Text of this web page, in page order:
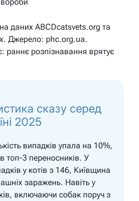
даних ABCDcatsvets.org та
Джерело: phc.org.ua.
раннє розпізнавання врятує
сказу серед
2025
випадків упала на 10%,
топ-3 переносників. У
у котів з 146, Київщина
заражень. Навіть у
включаючи собак поруч з